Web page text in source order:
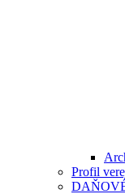
Profil